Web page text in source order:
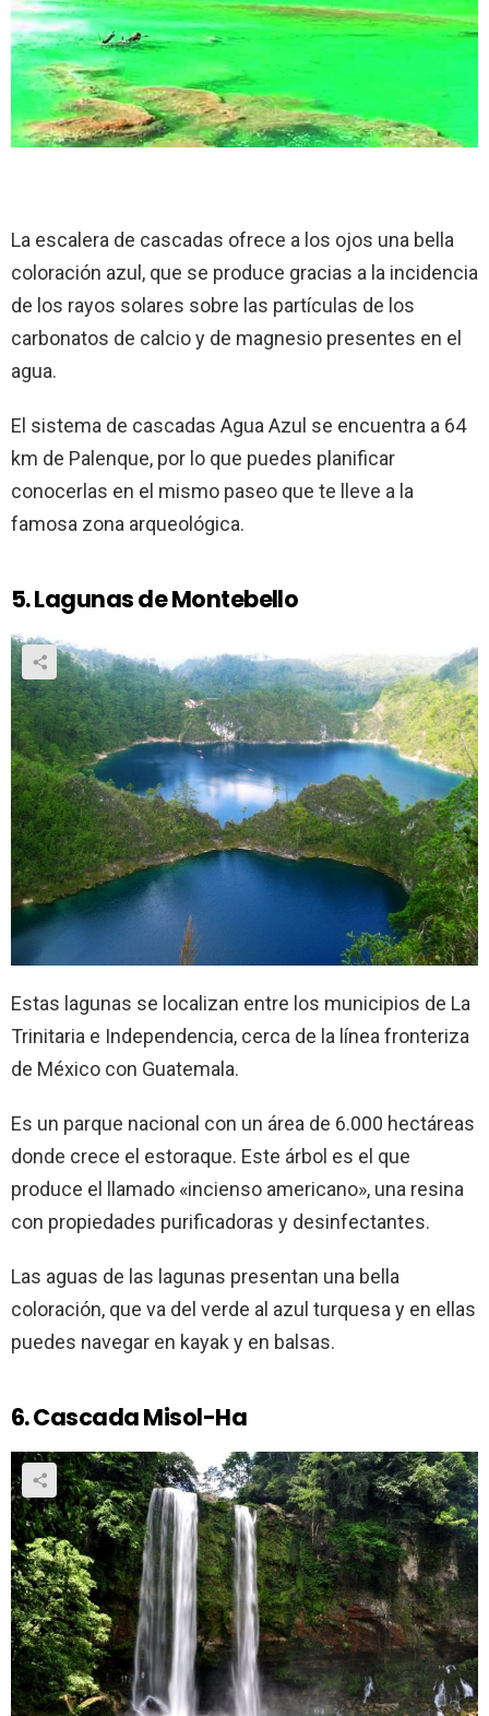
La escalera de cascadas ofrece a los ojos una bella
coloración azul, que se produce gracias a la incidencia
de los rayos solares sobre las partículas de los
carbonatos de calcio y de magnesio presentes en el
agua.
El sistema de cascadas Agua Azul se encuentra a 64
km de Palenque, por lo que puedes planificar
conocerlas en el mismo paseo que te lleve a la
famosa zona arqueológica.
5. Lagunas de Montebello
Estas lagunas se localizan entre los municipios de La
Trinitaria e Independencia, cerca de la línea fronteriza
de México con Guatemala.
Es un parque nacional con un área de 6.000 hectáreas
donde crece el estoraque. Este árbol es el que
produce el llamado «incienso americano», una resina
con propiedades purificadoras y desinfectantes.
Las aguas de las lagunas presentan una bella
coloración, que va del verde al azul turquesa y en ellas
puedes navegar en kayak y en balsas.
6. Cascada Misol-Ha